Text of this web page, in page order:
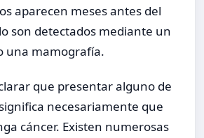
aparecen meses antes del
son detectados mediante un
una mamografía.
que presentar alguno de
necesariamente que
cáncer. Existen numerosas